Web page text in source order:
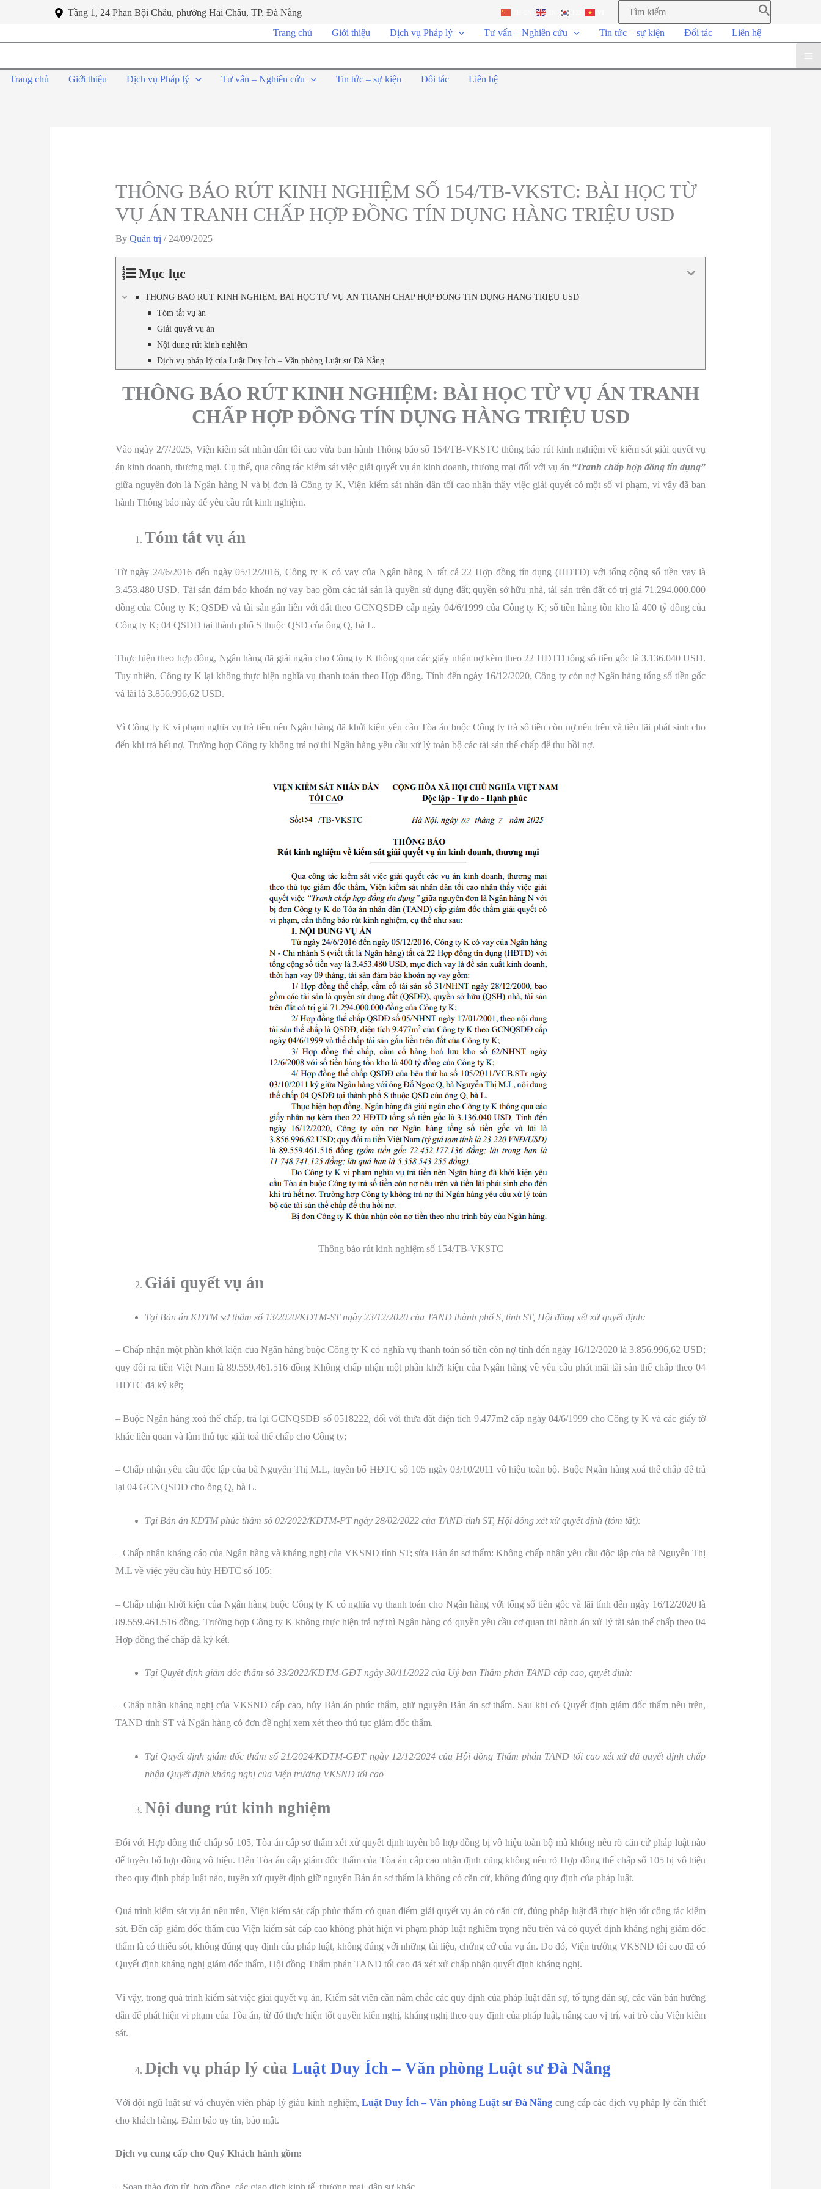
Tầng 1, 24 Phan Bội Châu, phường Hải Châu, TP. Đà Nẵng
Trang chủ Giới thiệu Dịch vụ Pháp lý Tư vấn – Nghiên cứu Tin tức – sự kiện Đối tác Liên hệ
Trang chủ Giới thiệu Dịch vụ Pháp lý Tư vấn – Nghiên cứu Tin tức – sự kiện Đối tác Liên hệ
THÔNG BÁO RÚT KINH NGHIỆM SỐ 154/TB-VKSTC: BÀI HỌC TỪ
VỤ ÁN TRANH CHẤP HỢP ĐỒNG TÍN DỤNG HÀNG TRIỆU USD
By Quản trị / 24/09/2025
Mục lục
THÔNG BÁO RÚT KINH NGHIỆM: BÀI HỌC TỪ VỤ ÁN TRANH CHẤP HỢP ĐỒNG TÍN DỤNG HÀNG TRIỆU USD
Tóm tắt vụ án
Giải quyết vụ án
Nội dung rút kinh nghiệm
Dịch vụ pháp lý của Luật Duy Ích – Văn phòng Luật sư Đà Nẵng
THÔNG BÁO RÚT KINH NGHIỆM: BÀI HỌC TỪ VỤ ÁN TRANH
CHẤP HỢP ĐỒNG TÍN DỤNG HÀNG TRIỆU USD
Vào ngày 2/7/2025, Viện kiểm sát nhân dân tối cao vừa ban hành Thông báo số 154/TB-VKSTC thông báo rút kinh nghiệm về kiểm sát giải quyết vụ
án kinh doanh, thương mại. Cụ thể, qua công tác kiểm sát việc giải quyết vụ án kinh doanh, thương mại đối với vụ án “Tranh chấp hợp đồng tín dụng”
giữa nguyên đơn là Ngân hàng N và bị đơn là Công ty K, Viện kiểm sát nhân dân tối cao nhận thầy việc giải quyết có một số vi phạm, vì vậy đã ban
hành Thông báo này để yêu cầu rút kinh nghiệm.
Tóm tắt vụ án
Từ ngày 24/6/2016 đến ngày 05/12/2016, Công ty K có vay của Ngân hàng N tất cả 22 Hợp đồng tín dụng (HĐTD) với tổng cộng số tiền vay là
3.453.480 USD. Tài sản đảm bảo khoản nợ vay bao gồm các tài sản là quyền sử dụng đất; quyền sở hữu nhà, tài sản trên đất có trị giá 71.294.000.000
đồng của Công ty K; QSDĐ và tài sản gắn liền với đất theo GCNQSDĐ cấp ngày 04/6/1999 của Công ty K; số tiền hàng tồn kho là 400 tỷ đồng của
Công ty K; 04 QSDĐ tại thành phố S thuộc QSD của ông Q, bà L.
Thực hiện theo hợp đồng, Ngân hàng đã giải ngân cho Công ty K thông qua các giấy nhận nợ kèm theo 22 HĐTD tổng số tiền gốc là 3.136.040 USD.
Tuy nhiên, Công ty K lại không thực hiện nghĩa vụ thanh toán theo Hợp đồng. Tính đến ngày 16/12/2020, Công ty còn nợ Ngân hàng tổng số tiền gốc
và lãi là 3.856.996,62 USD.
Vì Công ty K vi phạm nghĩa vụ trả tiền nên Ngân hàng đã khởi kiện yêu cầu Tòa án buộc Công ty trả số tiền còn nợ nêu trên và tiền lãi phát sinh cho
đến khi trả hết nợ. Trường hợp Công ty không trả nợ thì Ngân hàng yêu cầu xử lý toàn bộ các tài sản thế chấp để thu hồi nợ.
Thông báo rút kinh nghiệm số 154/TB-VKSTC
Giải quyết vụ án
Tại Bản án KDTM sơ thẩm số 13/2020/KDTM-ST ngày 23/12/2020 của TAND thành phố S, tỉnh ST, Hội đồng xét xử quyết định:
– Chấp nhận một phần khởi kiện của Ngân hàng buộc Công ty K có nghĩa vụ thanh toán số tiền còn nợ tính đến ngày 16/12/2020 là 3.856.996,62 USD;
quy đổi ra tiền Việt Nam là 89.559.461.516 đồng Không chấp nhận một phần khởi kiện của Ngân hàng về yêu cầu phát mãi tài sản thế chấp theo 04
HĐTC đã ký kết;
– Buộc Ngân hàng xoá thế chấp, trả lại GCNQSDĐ số 0518222, đối với thửa đất diện tích 9.477m2 cấp ngày 04/6/1999 cho Công ty K và các giấy tờ
khác liên quan và làm thủ tục giải toả thế chấp cho Công ty;
– Chấp nhận yêu cầu độc lập của bà Nguyễn Thị M.L, tuyên bố HĐTC số 105 ngày 03/10/2011 vô hiệu toàn bộ. Buộc Ngân hàng xoá thế chấp để trả
lại 04 GCNQSDĐ cho ông Q, bà L.
Tại Bản án KDTM phúc thẩm số 02/2022/KDTM-PT ngày 28/02/2022 của TAND tỉnh ST, Hội đồng xét xử quyết định (tóm tắt):
– Chấp nhận kháng cáo của Ngân hàng và kháng nghị của VKSND tỉnh ST; sửa Bản án sơ thẩm: Không chấp nhận yêu cầu độc lập của bà Nguyễn Thị
M.L về việc yêu cầu hủy HĐTC số 105;
– Chấp nhận khởi kiện của Ngân hàng buộc Công ty K có nghĩa vụ thanh toán cho Ngân hàng với tổng số tiền gốc và lãi tính đến ngày 16/12/2020 là
89.559.461.516 đồng. Trường hợp Công ty K không thực hiện trả nợ thì Ngân hàng có quyền yêu cầu cơ quan thi hành án xử lý tài sản thế chấp theo 04
Hợp đồng thế chấp đã ký kết.
Tại Quyết định giám đốc thẩm số 33/2022/KDTM-GĐT ngày 30/11/2022 của Uỷ ban Thẩm phán TAND cấp cao, quyết định:
– Chấp nhận kháng nghị của VKSND cấp cao, hủy Bản án phúc thẩm, giữ nguyên Bản án sơ thẩm. Sau khi có Quyết định giám đốc thẩm nêu trên,
TAND tỉnh ST và Ngân hàng có đơn đề nghị xem xét theo thủ tục giám đốc thẩm.
Tại Quyết định giám đốc thẩm số 21/2024/KDTM-GĐT ngày 12/12/2024 của Hội đồng Thẩm phán TAND tối cao xét xử đã quyết định chấp
nhận Quyết định kháng nghị của Viện trưởng VKSND tối cao
Nội dung rút kinh nghiệm
Đối với Hợp đồng thế chấp số 105, Tòa án cấp sơ thẩm xét xử quyết định tuyên bố hợp đồng bị vô hiệu toàn bộ mà không nêu rõ căn cứ pháp luật nào
để tuyên bố hợp đồng vô hiệu. Đến Tòa án cấp giám đốc thẩm của Tòa án cấp cao nhận định cũng không nêu rõ Hợp đồng thế chấp số 105 bị vô hiệu
theo quy định pháp luật nào, tuyên xử quyết định giữ nguyên Bản án sơ thẩm là không có căn cứ, không đúng quy định của pháp luật.
Quá trình kiểm sát vụ án nêu trên, Viện kiểm sát cấp phúc thẩm có quan điểm giải quyết vụ án có căn cứ, đúng pháp luật đã thực hiện tốt công tác kiểm
sát. Đến cấp giám đốc thẩm của Viện kiểm sát cấp cao không phát hiện vi phạm pháp luật nghiêm trọng nêu trên và có quyết định kháng nghị giám đốc
thẩm là có thiếu sót, không đúng quy định của pháp luật, không đúng với những tài liệu, chứng cứ của vụ án. Do đó, Viện trưởng VKSND tối cao đã có
Quyết định kháng nghị giám đốc thẩm, Hội đồng Thẩm phán TAND tối cao đã xét xử chấp nhận quyết định kháng nghị.
Vì vậy, trong quá trình kiểm sát việc giải quyết vụ án, Kiểm sát viên cần nắm chắc các quy định của pháp luật dân sự, tố tụng dân sự, các văn bản hướng
dẫn để phát hiện vi phạm của Tòa án, từ đó thực hiện tốt quyền kiến nghị, kháng nghị theo quy định của pháp luật, nâng cao vị trí, vai trò của Viện kiểm
sát.
Dịch vụ pháp lý của Luật Duy Ích – Văn phòng Luật sư Đà Nẵng
Với đội ngũ luật sư và chuyên viên pháp lý giàu kinh nghiệm,Luật Duy Ích – Văn phòng Luật sư Đà Nẵng cung cấp các dịch vụ pháp lý cần thiết
cho khách hàng. Đảm bảo uy tín, bảo mật.
Dịch vụ cung cấp cho Quý Khách hành gồm:
– Soạn thảo đơn từ, hợp đồng, các giao dịch kinh tế, thương mại, dân sự khác.…